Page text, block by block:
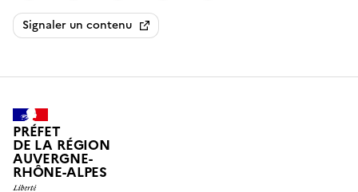
Signaler un contenu
PRÉFET
DE LA RÉGION
AUVERGNE-
RHÔNE-ALPES